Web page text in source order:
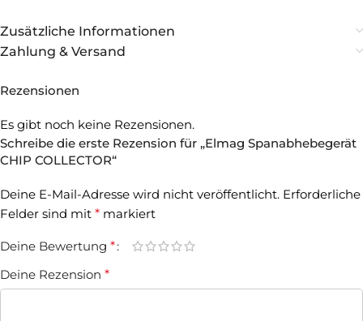
Zusätzliche Informationen
Zahlung & Versand
Rezensionen
Es gibt noch keine Rezensionen.
Schreibe die erste Rezension für „Elmag Spanabhebegerät
CHIP COLLECTOR“
Deine E-Mail-Adresse wird nicht veröffentlicht. Erforderliche
Felder sind mit * markiert
Deine Bewertung *
Deine Rezension *